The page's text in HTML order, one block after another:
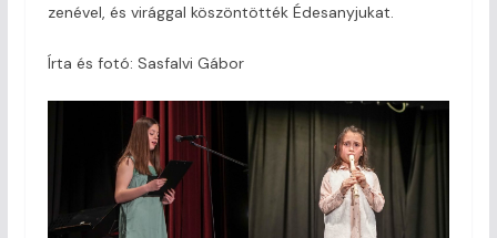
zenével, és virággal köszöntötték Édesanyjukat.
Írta és fotó: Sasfalvi Gábor